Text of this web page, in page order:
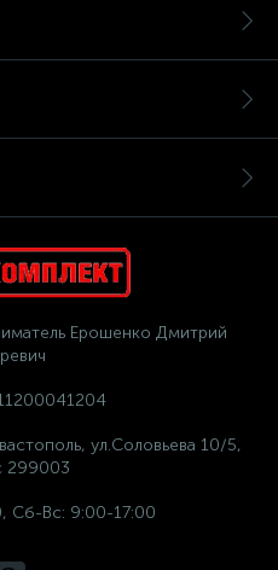
Ерошенко Дмитрий
ул.Соловьева 10/5,
299003
Сб-Вс: 9:00-17:00